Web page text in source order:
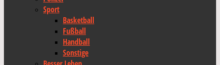
Sport
Basketball
Fußball
Handball
Sonstige